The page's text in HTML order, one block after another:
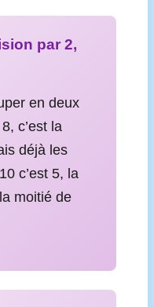
par 2,
en deux
c’est la
déjà les
c’est 5, la
moitié de